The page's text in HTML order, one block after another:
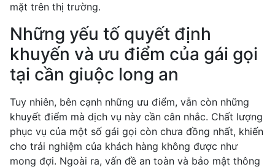
mặt trên thị trường.
Những yếu tố quyết định
khuyến và ưu điểm của gái gọi
tại cần giuộc long an
Tuy nhiên, bên cạnh những ưu điểm, vẫn còn những
khuyết điểm mà dịch vụ này cần cân nhắc. Chất lượng
phục vụ của một số gái gọi còn chưa đồng nhất, khiến
cho trải nghiệm của khách hàng không được như
mong đợi. Ngoài ra, vấn đề an toàn và bảo mật thông